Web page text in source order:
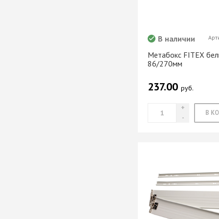
SKS Турция
Система шкафа-
АЛКОМ
легкая
Уплотнители
оснащение
Освещение для
Удлиннители
электрические
Метабокс FITEX
86/270мм
В наличии
237.00 руб.